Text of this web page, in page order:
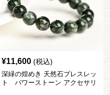
¥11,600 (税込)
深緑の煌めき 天然石ブレスレッ
ト パワーストーン アクセサリ